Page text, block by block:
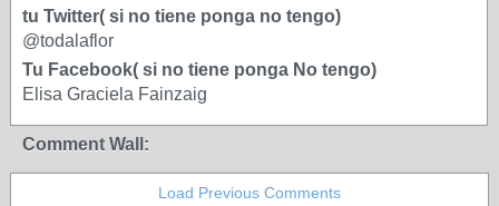
tu Twitter( si no tiene ponga no tengo)
@todalaflor
Tu Facebook( si no tiene ponga No tengo)
Elisa Graciela Fainzaig
Comment Wall:
Load Previous Comments